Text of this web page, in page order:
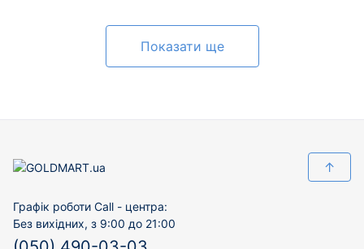
Показати ще
↑
Графік роботи Call - центра:
Без вихідних, з 9:00 до 21:00